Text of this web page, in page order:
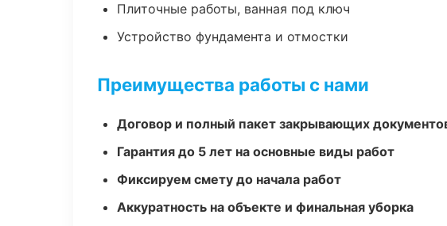
Плиточные работы, ванная под ключ
Устройство фундамента и отмостки
Преимущества работы с нами
Договор и полный пакет закрывающих
Гарантия до 5 лет на основные виды работ
Фиксируем смету до начала работ
Аккуратность на объекте и финальная уборка